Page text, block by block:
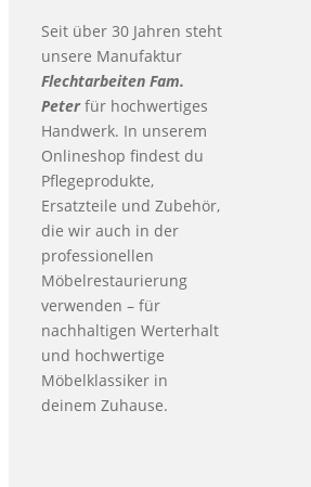
Seit über 30 Jahren steht
unsere Manufaktur
Flechtarbeiten Fam.
Peterfür hochwertiges
Handwerk. In unserem
Onlineshop findest du
Pflegeprodukte,
Ersatzteile und Zubehör,
die wir auch in der
professionellen
Möbelrestaurierung
verwenden – für
nachhaltigen Werterhalt
und hochwertige
Möbelklassiker in
deinem Zuhause.